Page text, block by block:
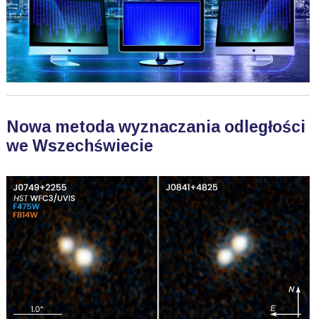
Nowa metoda wyznaczania odległości
we Wszechświecie